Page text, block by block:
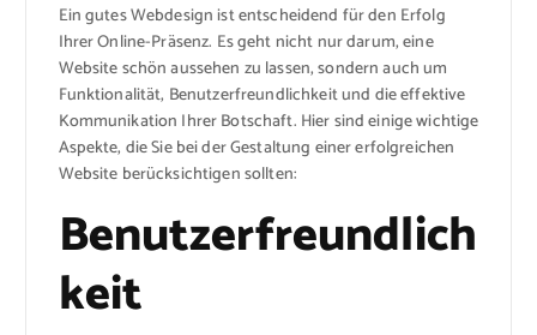
Ein gutes Webdesign ist entscheidend für den Erfolg
Ihrer Online-Präsenz. Es geht nicht nur darum, eine
Website schön aussehen zu lassen, sondern auch um
Funktionalität, Benutzerfreundlichkeit und die effektive
Kommunikation Ihrer Botschaft. Hier sind einige wichtige
Aspekte, die Sie bei der Gestaltung einer erfolgreichen
Website berücksichtigen sollten:
Benutzerfreundlich
keit